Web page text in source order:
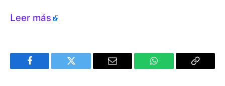
Leer más
Facebook Twitter Email WhatsApp Copy